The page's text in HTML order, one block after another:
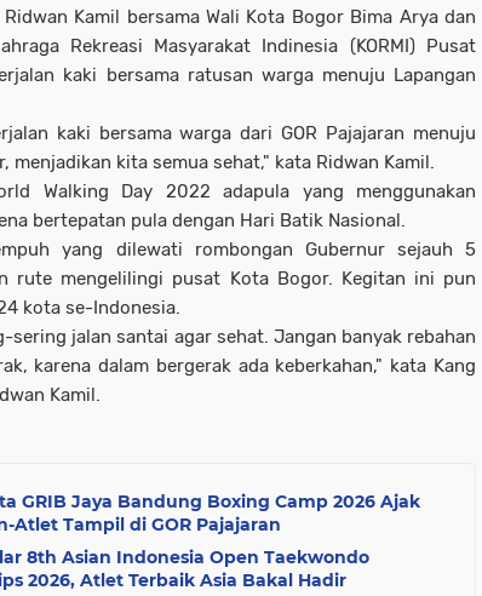
Kamil bersama Wali Kota Bogor Bima Arya dan
Rekreasi Masyarakat Indinesia (KORMI) Pusat
kaki bersama ratusan warga menuju Lapangan
kaki bersama warga dari GOR Pajajaran menuju
menjadikan kita semua sehat," kata Ridwan Kamil.
Walking Day 2022 adapula yang menggunakan
bertepatan pula dengan Hari Batik Nasional.
yang dilewati rombongan Gubernur sejauh 5
rute mengelilingi pusat Kota Bogor. Kegitan ini pun
kota se-Indonesia.
sering jalan santai agar sehat. Jangan banyak rebahan
karena dalam bergerak ada keberkahan," kata Kang
Kamil.
GRIB Jaya Bandung Boxing Camp 2026 Ajak
Atlet Tampil di GOR Pajajaran
8th Asian Indonesia Open Taekwondo
2026, Atlet Terbaik Asia Bakal Hadir